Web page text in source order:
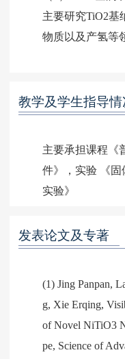
主要研究TiO2基
物质以及产氢等
教学及学生指导
主要承担课程《
件》，实验 《
发表论文及专著
(1) Jing Panpan,
g, Xie Erqing,
of Novel NiTiO3
pe, Science of